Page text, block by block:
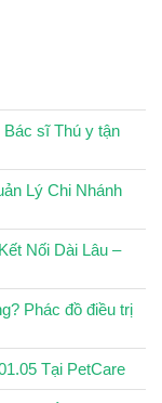
Bác sĩ Thú y tận
Lý Chi Nhánh
Nối Dài Lâu –
Phác đồ điều trị
Tại PetCare